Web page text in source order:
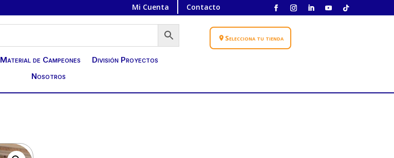
Mi Cuenta Contacto
Material de Campeones
División Proyectos
Nosotros
Selecciona tu tienda